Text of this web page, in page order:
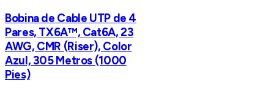
Bobina de Cable UTP de 4
Pares, TX6A™, Cat6A, 23
AWG, CMR (Riser), Color
Azul, 305 Metros (1000
Pies)